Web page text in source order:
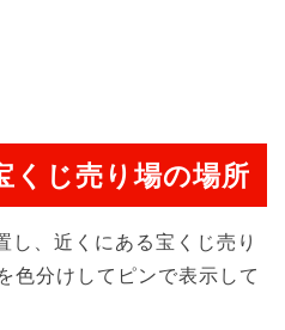
くじ売り場の場所
し、近くにある宝くじ売り
色分けしてピンで表示して